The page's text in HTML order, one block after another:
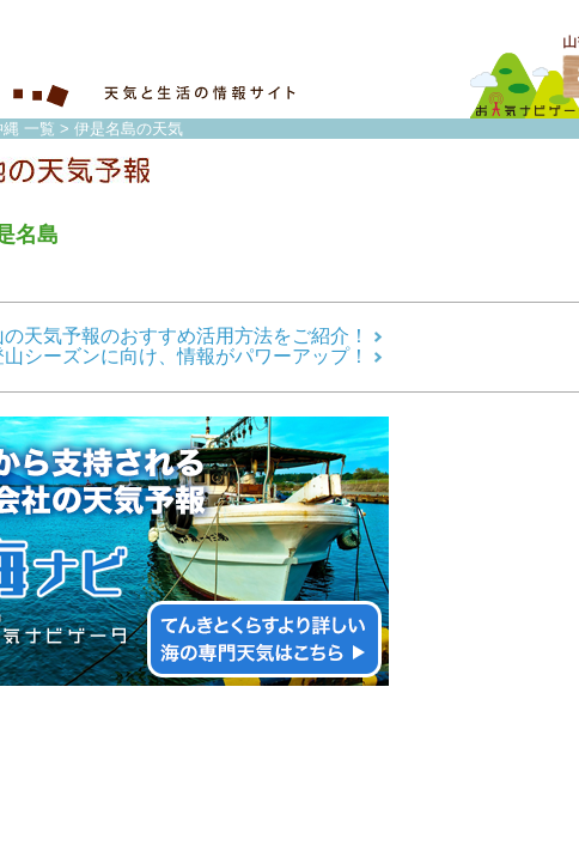
一覧 > 伊是名島の天気
名島
天気予報のおすすめ活用方法をご紹介！
シーズンに向け、情報がパワーアップ！